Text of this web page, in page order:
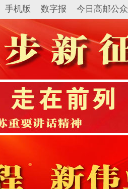
手机版 数字报 今日高邮公